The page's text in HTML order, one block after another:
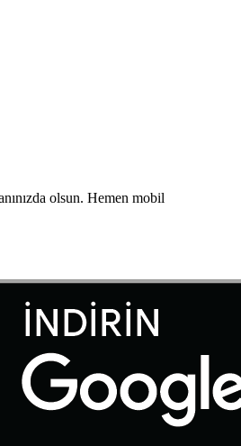
olsun. Hemen mobil